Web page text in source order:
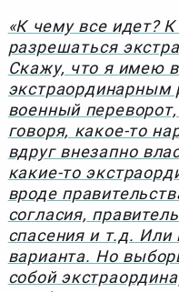
«К чему все идет?
разрешаться
Скажу, что я имею
экстраординарным
военный
говоря, какое-то
вдруг внезапно
какие-то
вроде
согласия,
спасения и т.д.
варианта. Но
собой